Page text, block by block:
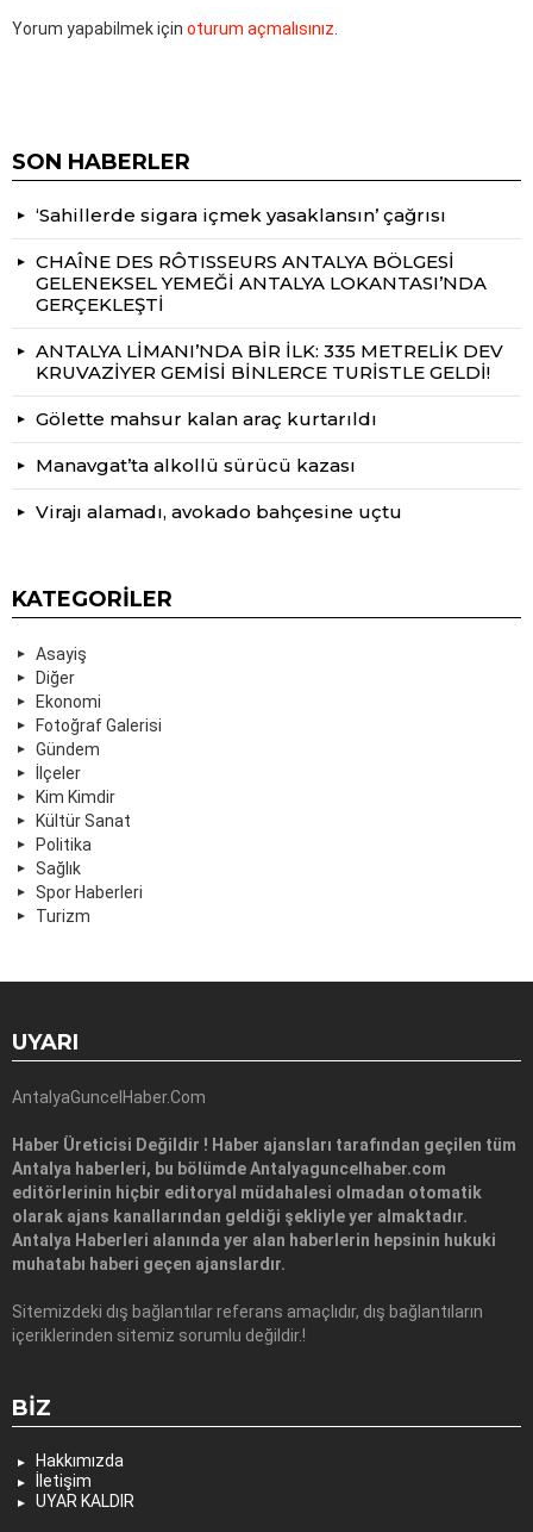
Yorum yapabilmek için oturum açmalısınız
SON HABERLER
‘Sahillerde sigara içmek yasaklansın’ çağrısı
CHAÎNE DES RÔTISSEURS ANTALYA BÖLGESİ
GELENEKSEL YEMEĞİ ANTALYA LOKANTASI’NDA
GERÇEKLEŞTİ
ANTALYA LİMANI’NDA BİR İLK: 335 METRELİK DEV
KRUVAZİYER GEMİSİ BİNLERCE TURİSTLE GELDİ!
Gölette mahsur kalan araç kurtarıldı
Manavgat’ta alkollü sürücü kazası
Virajı alamadı, avokado bahçesine uçtu
KATEGORILER
Asayiş
Diğer
Ekonomi
Fotoğraf Galerisi
Gündem
İlçeler
Kim Kimdir
Kültür Sanat
Politika
Sağlık
Spor Haberleri
Turizm
UYARI
AntalyaGuncelHaber.Com
Haber Üreticisi Değildir ! Haber ajansları tarafından geçilen tüm
Antalya haberleri, bu bölümde Antalyaguncelhaber.com
editörlerinin hiçbir editoryal müdahalesi olmadan otomatik
olarak ajans kanallarından geldiği şekliyle yer almaktadır.
Antalya Haberleri alanında yer alan haberlerin hepsinin hukuki
muhatabı haberi geçen ajanslardır.
Sitemizdeki dış bağlantılar referans amaçlıdır, dış bağlantıların
içeriklerinden sitemiz sorumlu değildir.!
BIZ
Hakkımızda
İletişim
UYAR KALDIR